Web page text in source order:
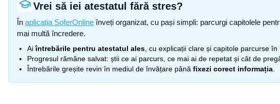
Vrei să iei atestatul fără stres?
În aplicația SoferOnline înveți organizat, cu pași simpli: parcurgi capitolele
mai multă încredere.
Aiîntrebările pentru atestatul ales , cu explicații clare și capitole parcurse în
Progresul rămâne salvat: știi ce ai parcurs, ce mai ai de repetat și cât de
Întrebările greșite revin în mediul de învățare până fixezi corect informația